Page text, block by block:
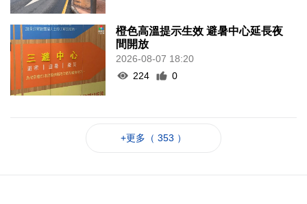
橙色高溫提示生效 避暑中心延長夜
間開放
2026-08-07 18:20
224
0
+更多（ 353 ）